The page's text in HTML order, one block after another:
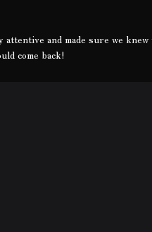
attentive and made sure we
come back!